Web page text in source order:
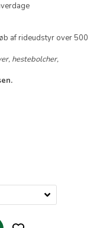
af rideudstyr over 500
hestebolcher,